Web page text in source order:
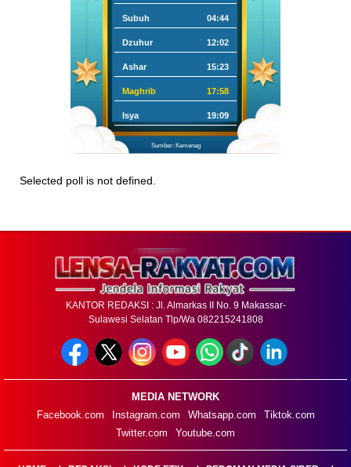
Subuh 04:44
Dzuhur 12:02
Ashar 15:23
Maghrib 17:58
Isya 19:09
Sumber: Kemenag
Selected poll is not defined.
KANTOR REDAKSI : Jl. Almarkas II No. 9 Makassar-
Sulawesi Selatan Tlp/Wa 082215241808
MEDIA NETWORK
Facebook.com
Instagram.com Whatsapp.com
Tiktok.com
Twitter.com
Youtube.com